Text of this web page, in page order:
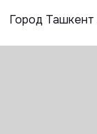
Город Ташкент